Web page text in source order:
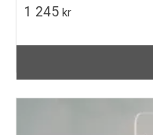
1 245 kr